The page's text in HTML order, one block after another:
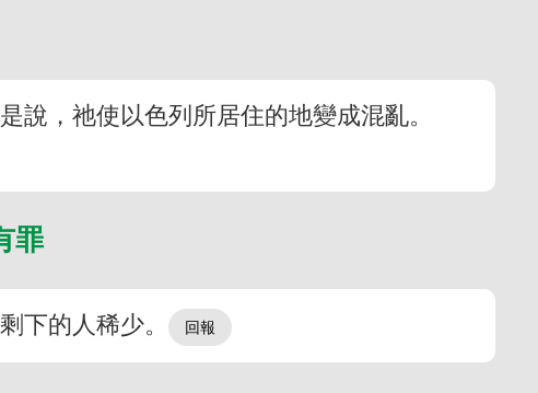
說，祂使以色列所居住的地變成混亂。
罪
下的人稀少。